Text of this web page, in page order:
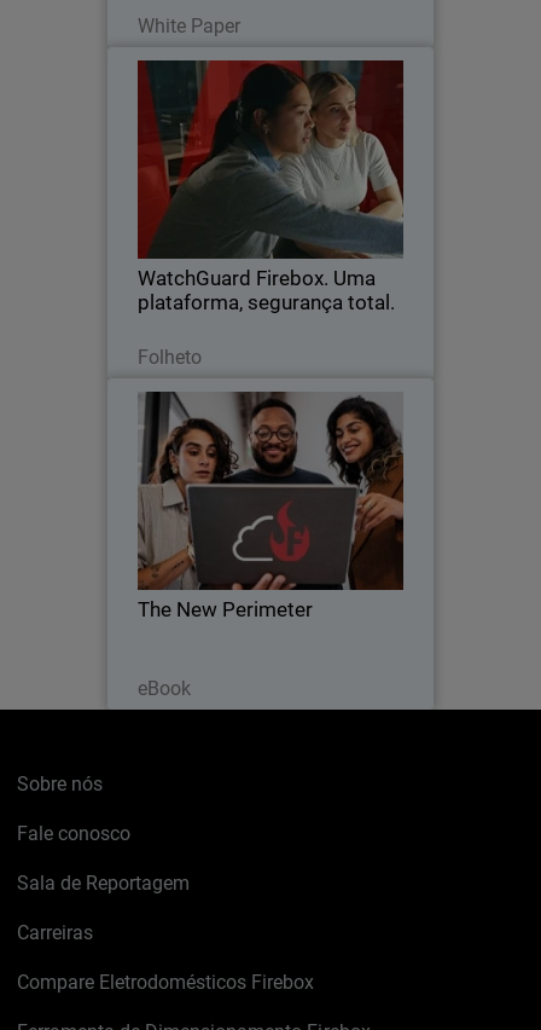
White Paper
WatchGuard Firebox. Uma
plataforma, segurança total.
Folheto
WatchGuard Firebox. Uma
plataforma, segurança total.
A plataforma de segurança de rede
avançada que coloca mais uma vez o
controle nas mãos dos profissionais de
segurança de TI.
Thumbnail
The New Perimeter
eBook
The New Perimeter
Body
The zero trust revolution is here. Learn
how to leave VPN behind and embrace
ZTNA with FireCloud Total Access.
Sobre nós
Fale conosco
Sala de Reportagem
Carreiras
Compare Eletrodomésticos Firebox